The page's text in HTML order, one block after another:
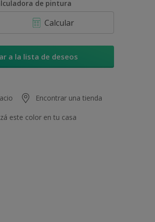
de pintura
Calcular
a la lista de deseos
Encontrar una tienda
este color en tu casa